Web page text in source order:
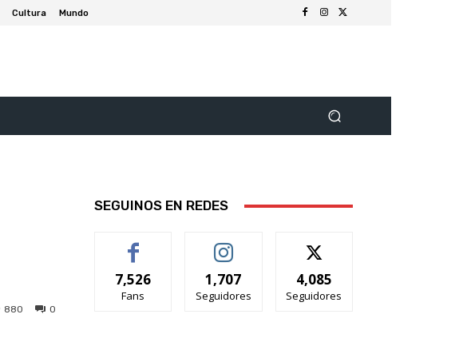
Cultura Mundo
0
880
SEGUINOS EN REDES
7,526
Fans
1,707
Seguidores
4,085
Seguidores